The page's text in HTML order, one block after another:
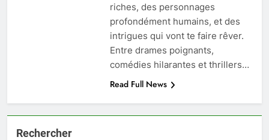
riches, des personnages
profondément humains, et des
intrigues qui vont te faire rêver.
Entre drames poignants,
comédies hilarantes et thrillers…
Read Full News
Rechercher